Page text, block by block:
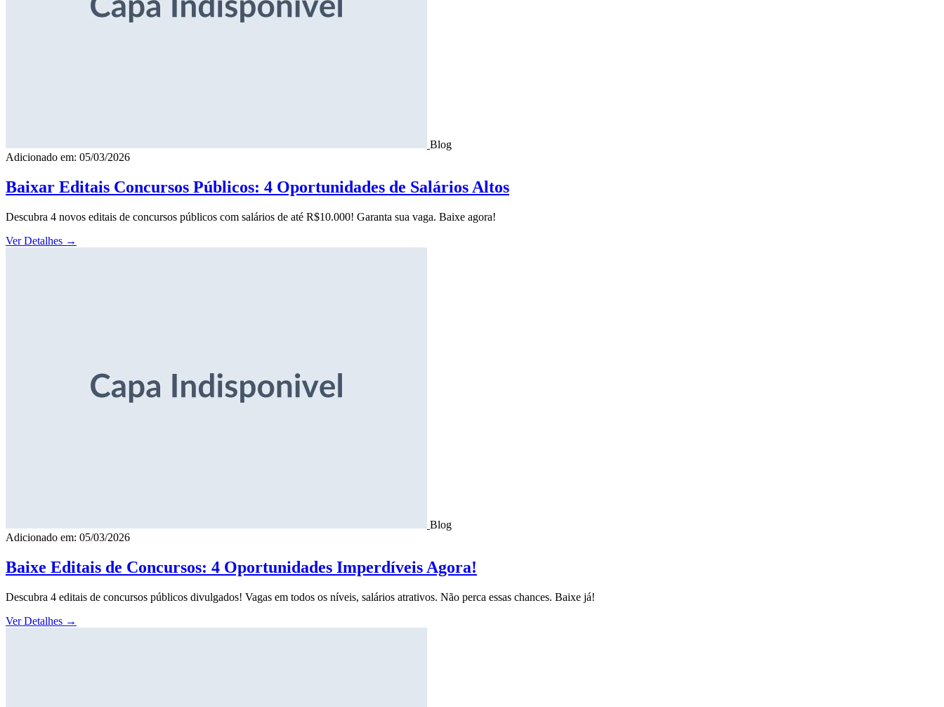
Blog
Adicionado em: 05/03/2026
Baixar Editais Concursos Públicos: 4 Oportunidades de Salários Altos
Descubra 4 novos editais de concursos públicos com salários de até R$10.000! Garanta sua vaga. Baixe agora!
Ver Detalhes →
Blog
Adicionado em: 05/03/2026
Baixe Editais de Concursos: 4 Oportunidades Imperdíveis Agora!
Descubra 4 editais de concursos públicos divulgados! Vagas em todos os níveis, salários atrativos. Não perca essas chances. Baixe já!
Ver Detalhes →